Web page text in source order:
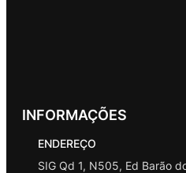
INFORMAÇÕES
ENDEREÇO
SIG Qd 1, N505, Ed Barão